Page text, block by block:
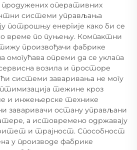
оперативних
системи управљања
потрошњу енергије како би се
време по пуњењу. Компактни
произвођачи фабрике
омогућава опреми да се уклапа
возила и просторе
системи заваривања не могу
тежине кроз
и инжењерске технике
заваривачи остану управљани
а истовремено одржавају
и трајност. Способност
у производе фабрике